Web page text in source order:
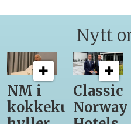
Nytt
Classic
Norway
Fra